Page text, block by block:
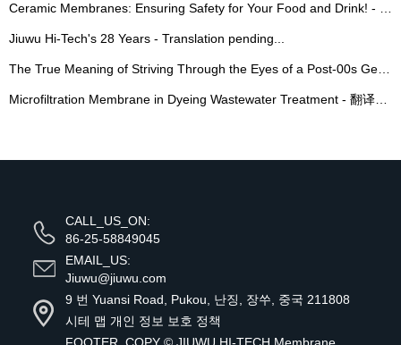
Jiuwu Hi-Tech's 28 Years - Translation pending...
CALL_US_ON:
86-25-58849045
EMAIL_US:
Jiuwu@jiuwu.com
9 번 Yuansi Road, Pukou, 난징, 장쑤, 중국 211808
시테 맵 개인 정보 보호 정책
FOOTER_COPY © JIUWU HI-TECH Membrane